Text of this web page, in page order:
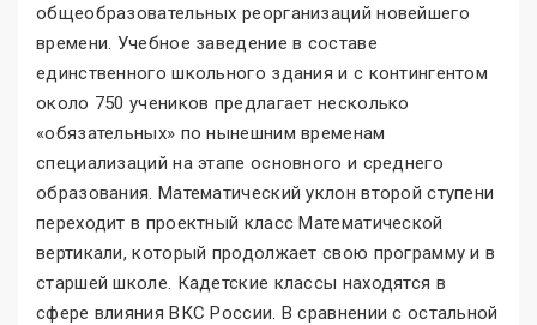
общеобразовательных реорганизаций новейшего
времени. Учебное заведение в составе
единственного школьного здания и с контингентом
около 750 учеников предлагает несколько
«обязательных» по нынешним временам
специализаций на этапе основного и среднего
образования. Математический уклон второй ступени
переходит в проектный класс Математической
вертикали, который продолжает свою программу и в
старшей школе. Кадетские классы находятся в
сфере влияния ВКС России. В сравнении с остальной